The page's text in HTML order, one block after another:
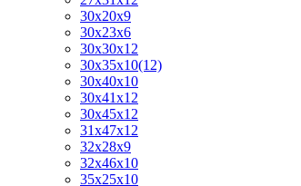
30х20х9
30х23х6
30х30х12
30х35х10(12)
30х40х10
30х41х12
30х45х12
31х47х12
32х28х9
32х46х10
35х25х10